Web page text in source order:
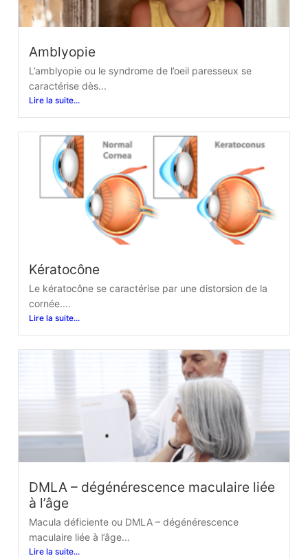
Amblyopie
L’amblyopie ou le syndrome de l’oeil paresseux se
caractérise dès...
Lire la suite...
Kératocône
Le kératocône se caractérise par une distorsion de la
cornée....
Lire la suite...
DMLA – dégénérescence maculaire liée
à l’âge
Macula déficiente ou DMLA – dégénérescence
maculaire liée à l’âge...
Lire la suite...